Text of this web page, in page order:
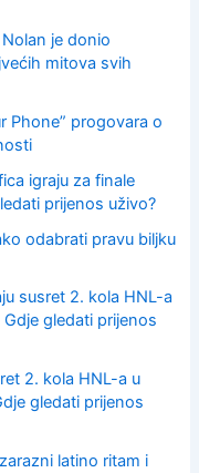
je donio
mitova svih
Phone” progovara o
igraju za finale
prijenos uživo?
odabrati pravu biljku
susret 2. kola HNL-a
gledati prijenos
2. kola HNL-a u
gledati prijenos
latino ritam i